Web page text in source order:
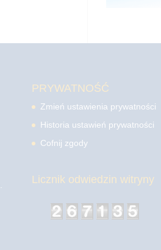
PRYWATNOŚĆ
Zmień ustawienia prywatności
Historia ustawień prywatności
Cofnij zgody
Licznik odwiedzin witryny